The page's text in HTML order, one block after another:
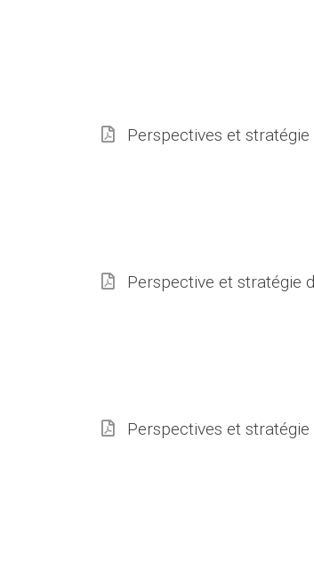
Perspectives et
Perspective et stratégie
Perspectives et